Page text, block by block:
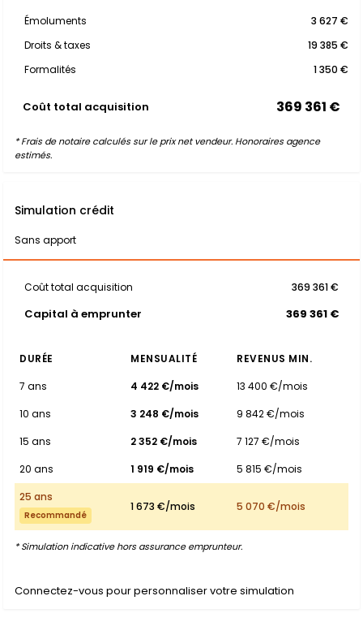
Émoluments
3 627 €
Droits & taxes
19 385 €
Formalités
1 350 €
Coût total acquisition 369 361 €
* Frais de notaire calculés sur le prix net vendeur. Honoraires agence
estimés.
Simulation crédit
Sans apport
Coût total acquisition 369 361 €
Capital à emprunter 369 361 €
DURÉE MENSUALITÉ
REVENUS MIN.
7 ans
4 422 €/mois
13 400 €/mois
10 ans
3 248 €/mois
9 842 €/mois
15 ans
2 352 €/mois
7 127 €/mois
20 ans
1 919 €/mois
5 815 €/mois
25 ans
Recommandé
1 673 €/mois 5 070 €/mois
* Simulation indicative hors assurance emprunteur.
Connectez-vous pour personnaliser votre simulation